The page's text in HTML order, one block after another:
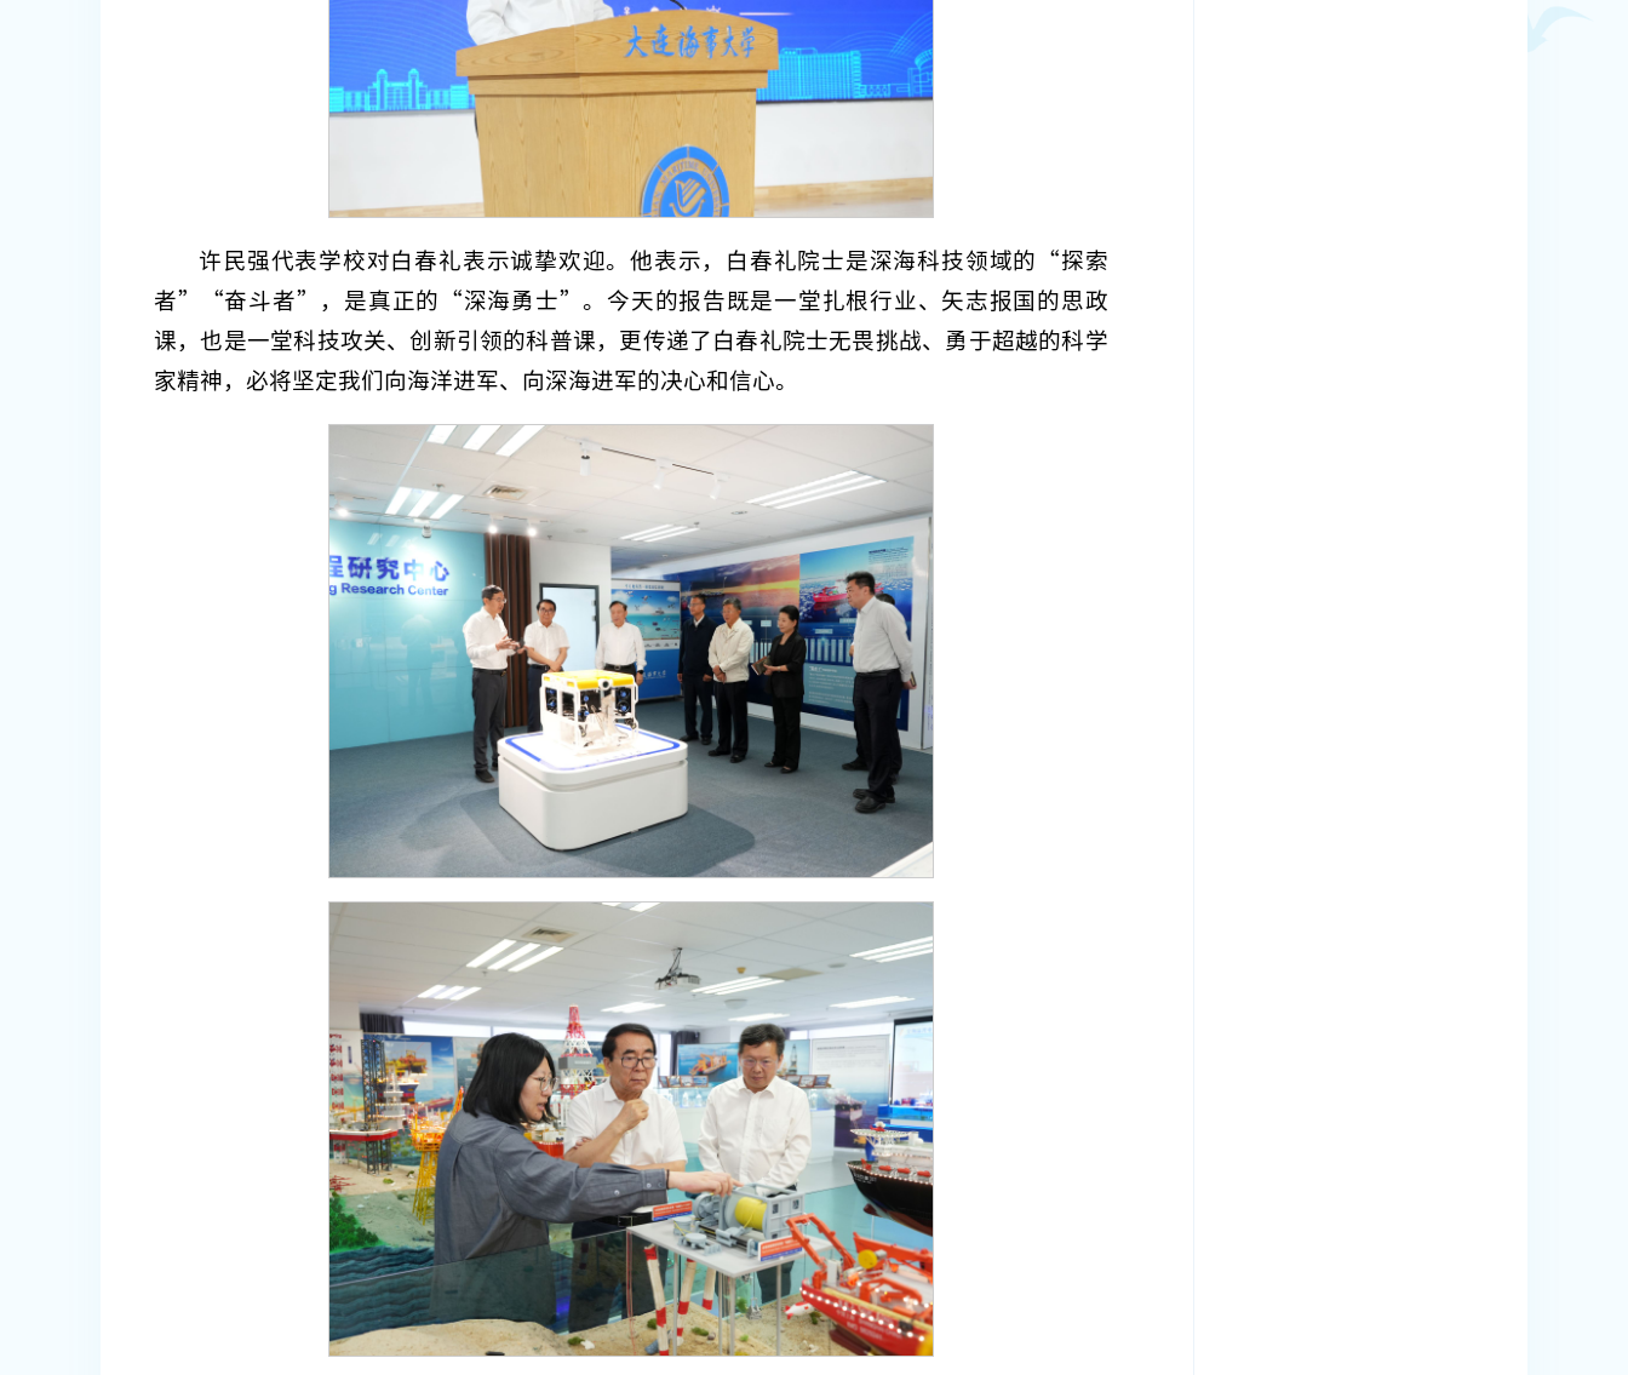
许民强代表学校对白春礼表示诚挚欢迎。他表示，白春礼院士是深海科技领域的“探索
者”“奋斗者”，是真正的“深海勇士”。今天的报告既是一堂扎根行业、矢志报国的思政
课，也是一堂科技攻关、创新引领的科普课，更传递了白春礼院士无畏挑战、勇于超越的科学
家精神，必将坚定我们向海洋进军、向深海进军的决心和信心。